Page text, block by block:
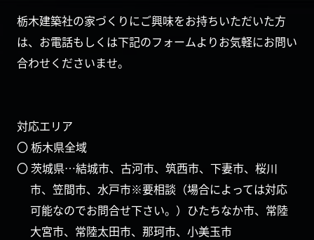
栃木建築社の家づくりにご興味をお持ちいただいた方
は、お電話もしくは下記のフォームよりお気軽にお問い
合わせくださいませ。
対応エリア
〇 栃木県全域
〇 茨城県…結城市、古河市、筑西市、下妻市、桜川
市、笠間市、水戸市※要相談（場合によっては対応
可能なのでお問合せ下さい。）ひたちなか市、常陸
大宮市、常陸太田市、那珂市、小美玉市